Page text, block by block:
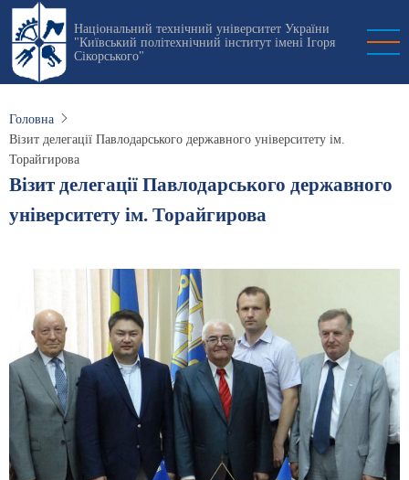
Перейти
основного
вмісту
Національний технічний університет України
"Київський політехнічний інститут імені Ігоря
Сікорського"
Головна
Візит делегації Павлодарського державного університету ім.
Торайгирова
Візит делегації Павлодарського державного
університету ім. Торайгирова